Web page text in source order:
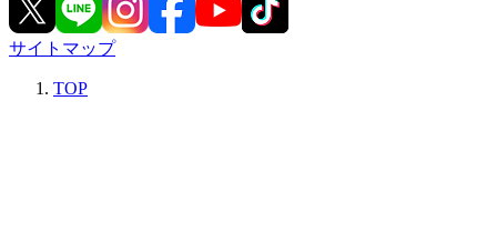
サイトマップ
TOP